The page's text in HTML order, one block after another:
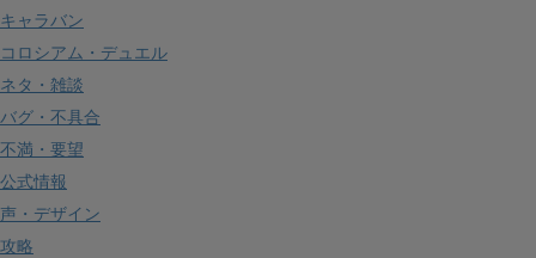
キャラバン
コロシアム・デュエル
ネタ・雑談
バグ・不具合
不満・要望
公式情報
声・デザイン
攻略